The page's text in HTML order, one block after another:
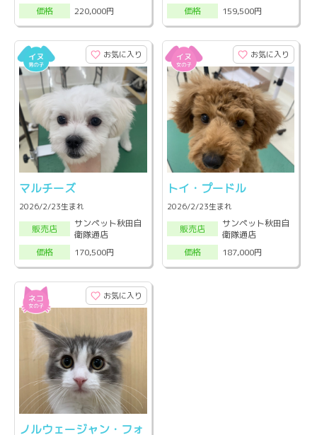
価格
220,000円
価格
159,500円
お気に入り
マルチーズ
2026/2/23生まれ
販売店
サンペット秋田自
衛隊通店
価格
170,500円
お気に入り
トイ・プードル
2026/2/23生まれ
販売店
サンペット秋田自
衛隊通店
価格
187,000円
お気に入り
ノルウェージャン・フォ